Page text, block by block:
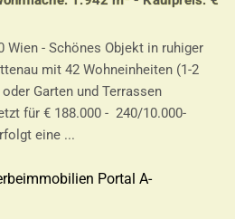
Wien - Schönes Objekt in ruhiger
mit 42 Wohneinheiten (1-2
Garten und Terrassen
für € 188.000 - 240/10.000-
eine ...
Portal A-